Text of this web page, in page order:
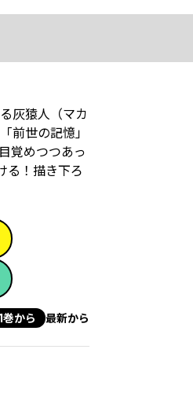
灰猿人（マカ
前世の記憶」
覚めつつあっ
る！描き下ろ
巻から 最新から